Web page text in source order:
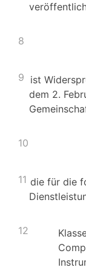
8
9 ist
dem 2.
10
11 die für die
12